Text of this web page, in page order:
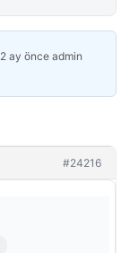
2 ay önce admin
#24216